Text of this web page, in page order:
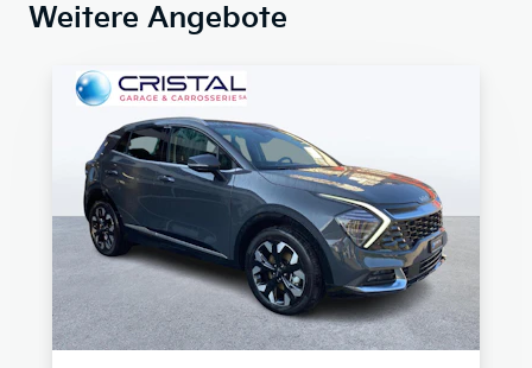
Weitere Angebote